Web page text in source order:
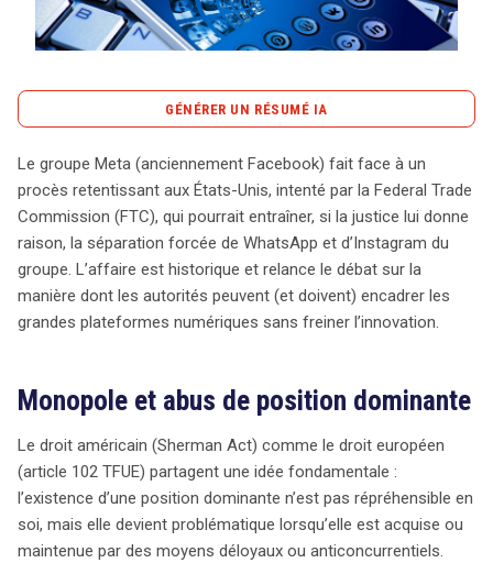
CONTACT
GÉNÉRER UN RÉSUMÉ IA
Le procès engagé par la Federal Trade Commission
(FTC) contre Meta, anciennement Facebook, pourrait
marquer un tournant historique dans la régulation des
géants du numérique. La FTC accuse l’entreprise d’abus
de position dominante sur le marché des réseaux
sociaux personnels, en soutenant que Meta a acquis ses
concurrence potentielle. Cette stratégie, décrite par Mark
parfois plus efficace que concurrencer », pourrait
entraîner la séparation forcée de ces plateformes si la
FTC obtient gain de cause. Ce litige soulève des
questions cruciales sur la façon dont les autorités
doivent encadrer les grandes entreprises sans freiner
Le groupe Meta (anciennement Facebook) fait face à un
procès retentissant aux États-Unis, intenté par la Federal Trade
Commission (FTC), qui pourrait entraîner, si la justice lui donne
raison, la séparation forcée de WhatsApp et d’Instagram du
groupe. L’affaire est historique et relance le débat sur la
manière dont les autorités peuvent (et doivent) encadrer les
grandes plateformes numériques sans freiner l’innovation.
Monopole et abus de position dominante
Le droit américain (Sherman Act) comme le droit européen
(article 102 TFUE) partagent une idée fondamentale :
l’existence d’une position dominante n’est pas répréhensible en
soi, mais elle devient problématique lorsqu’elle est acquise ou
maintenue par des moyens déloyaux ou anticoncurrentiels.